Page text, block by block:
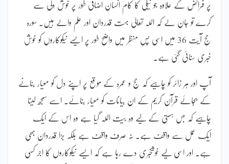
پر فرائض کے علاوہ جو نیکی کا کام انسان اضافی طور پر خوش دلی سے
کرے تو جان لے کہ اللہ تعالیٰ بہت قدردان اور علم والے ہیں۔ سورہ
حج آیت 36 میں اسی پس منظر میں واضح طور پر ایسے نیکوکاروں کو خوش
خبری سنائی گئی ہے۔
آپ اور ہر زائر کو چاہیے کہ حج و عمرہ کے موقع پر اپنے دل کو معیار بنانے
کے بجائے قرآن کریم کے ان بیانات کو معیار بنائے۔ اسے سمجھ لینا
چاہیے کہ جس ہستی کے لیے وہ بیت اللہ گیا ہے وہ اس کے ایک
ایک عمل سے واقف ہے۔ نہ صرف واقف ہے بلکہ بڑا قدردان بھی
ہے۔ اور اسی لیے خوشخبری دے رہا ہے کہ ایسے نیکوکاروں کا اجر کسی